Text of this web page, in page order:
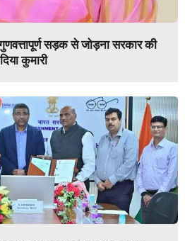
सड़क से जोड़ना सरकार की
कुमारी